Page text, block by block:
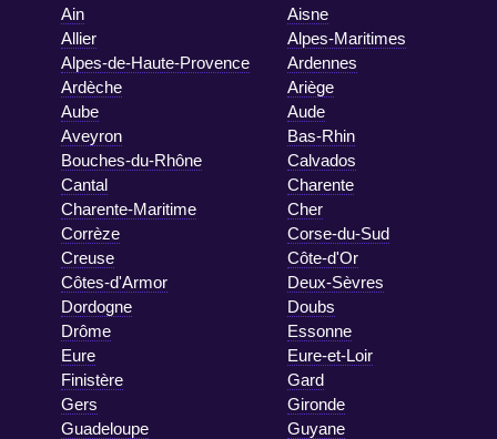
Ain
Aisne
Allier
Alpes-Maritimes
Alpes-de-Haute-Provence
Ardennes
Ardèche
Ariège
Aube
Aude
Aveyron
Bas-Rhin
Bouches-du-Rhône
Calvados
Cantal
Charente
Charente-Maritime
Cher
Corrèze
Corse-du-Sud
Creuse
Côte-d'Or
Côtes-d'Armor
Deux-Sèvres
Dordogne
Doubs
Drôme
Essonne
Eure
Eure-et-Loir
Finistère
Gard
Gers
Gironde
Guadeloupe
Guyane